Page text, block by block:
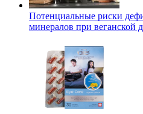
Потенциальные риски
минералов при веганской